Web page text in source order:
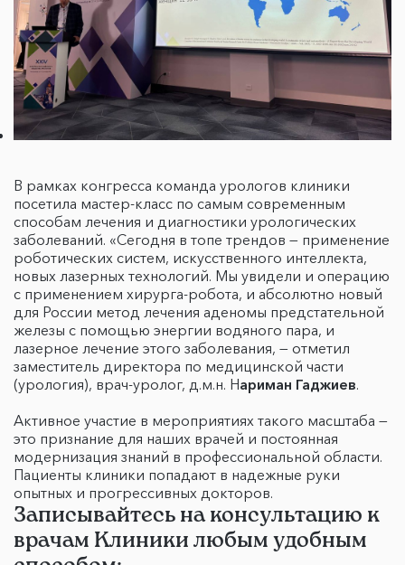
В рамках конгресса команда урологов клиники
посетила мастер-класс по самым современным
способам лечения и диагностики урологических
заболеваний. «Сегодня в топе трендов — применение
роботических систем, искусственного интеллекта,
новых лазерных технологий. Мы увидели и операцию
с применением хирурга-робота, и абсолютно новый
для России метод лечения аденомы предстательной
железы с помощью энергии водяного пара, и
лазерное лечение этого заболевания, — отметил
заместитель директора по медицинской части
(урология), врач-уролог, д.м.н. Нариман Гаджиев.
Активное участие в мероприятиях такого масштаба —
это признание для наших врачей и постоянная
модернизация знаний в профессиональной области.
Пациенты клиники попадают в надежные руки
опытных и прогрессивных докторов.
Записывайтесь на консультацию к
врачам Клиники любым удобным